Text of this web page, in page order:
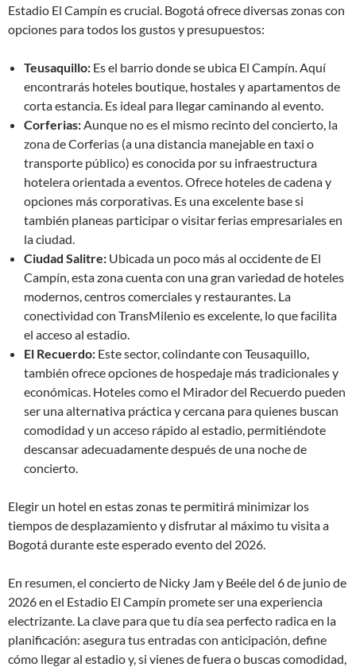
Estadio El Campín es crucial. Bogotá ofrece diversas zonas con
opciones para todos los gustos y presupuestos:
Teusaquillo: Es el barrio donde se ubica El Campín. Aquí
encontrarás hoteles boutique, hostales y apartamentos de
corta estancia. Es ideal para llegar caminando al evento.
Corferias:Aunque no es el mismo recinto del concierto, la
zona de Corferias (a una distancia manejable en taxi o
transporte público) es conocida por su infraestructura
hotelera orientada a eventos. Ofrece hoteles de cadena y
opciones más corporativas. Es una excelente base si
también planeas participar o visitar ferias empresariales en
la ciudad.
Ciudad Salitre: Ubicada un poco más al occidente de El
Campín, esta zona cuenta con una gran variedad de hoteles
modernos, centros comerciales y restaurantes. La
conectividad con TransMilenio es excelente, lo que facilita
el acceso al estadio.
El Recuerdo: Este sector, colindante con Teusaquillo,
también ofrece opciones de hospedaje más tradicionales y
económicas. Hoteles como el Mirador del Recuerdo pueden
ser una alternativa práctica y cercana para quienes buscan
comodidad y un acceso rápido al estadio, permitiéndote
descansar adecuadamente después de una noche de
concierto.
Elegir un hotel en estas zonas te permitirá minimizar los
tiempos de desplazamiento y disfrutar al máximo tu visita a
Bogotá durante este esperado evento del 2026.
En resumen, el concierto de Nicky Jam y Beéle del 6 de junio de
2026 en el Estadio El Campín promete ser una experiencia
electrizante. La clave para que tu día sea perfecto radica en la
planificación: asegura tus entradas con anticipación, define
cómo llegar al estadio y, si vienes de fuera o buscas comodidad,